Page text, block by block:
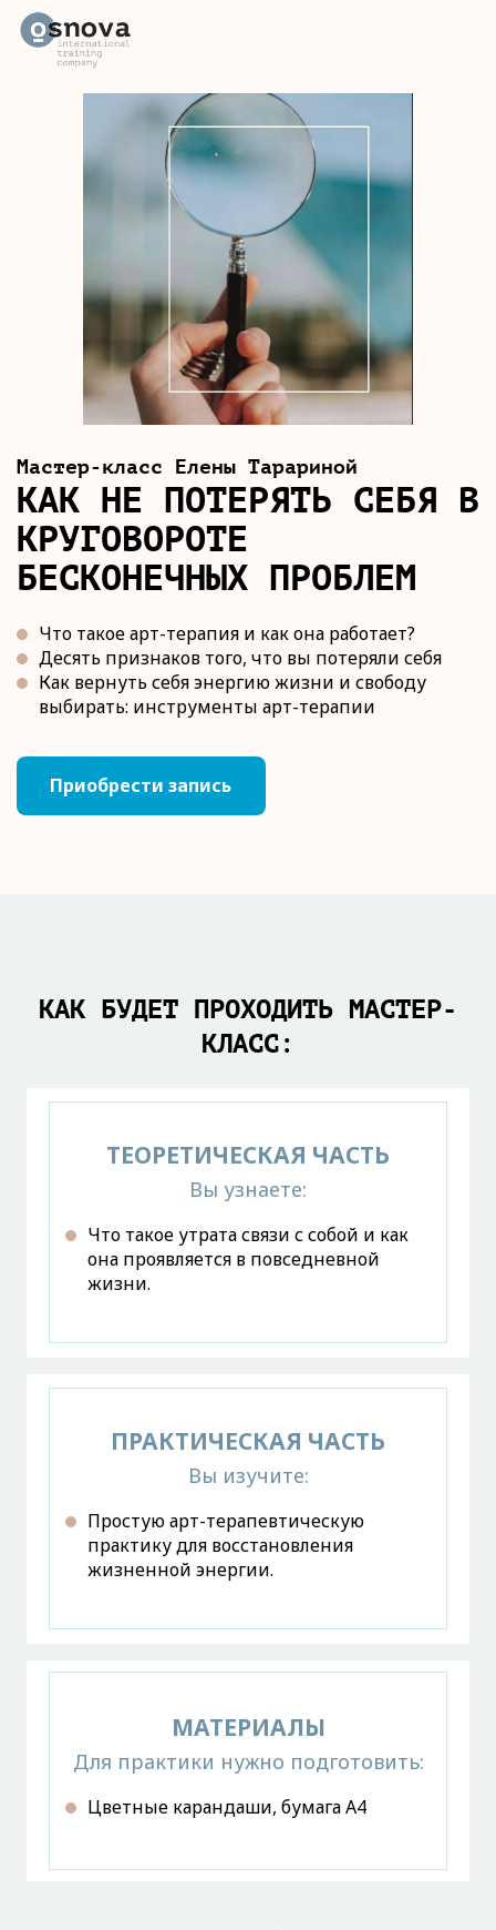
Мастер-класс Елены Тарариной
КАК НЕ ПОТЕРЯТЬ СЕБЯ В
КРУГОВОРОТЕ
БЕСКОНЕЧНЫХ ПРОБЛЕМ
Что такое арт-терапия и как она работает?
Десять признаков того, что вы потеряли себя
Как вернуть себя энергию жизни и свободу
выбирать: инструменты арт-терапии
Приобрести запись
КАК БУДЕТ ПРОХОДИТЬ МАСТЕР-
КЛАСС:
ТЕОРЕТИЧЕСКАЯ ЧАСТЬ
Вы узнаете:
Что такое утрата связи с собой и как
она проявляется в повседневной
жизни.
ПРАКТИЧЕСКАЯ ЧАСТЬ
Вы изучите:
Простую арт-терапевтическую
практику для восстановления
жизненной энергии.
МАТЕРИАЛЫ
Для практики нужно подготовить:
Цветные карандаши, бумага А4